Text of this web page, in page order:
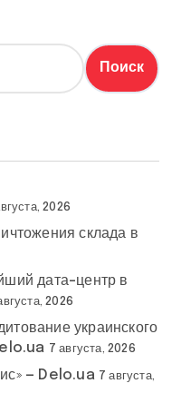
2026
склада в
дата-центр в
2026
украинского
7 августа, 2026
— Delo.ua 7 августа,